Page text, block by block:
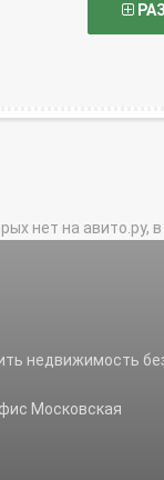
нет на авито.ру,
недвижимость
Московская